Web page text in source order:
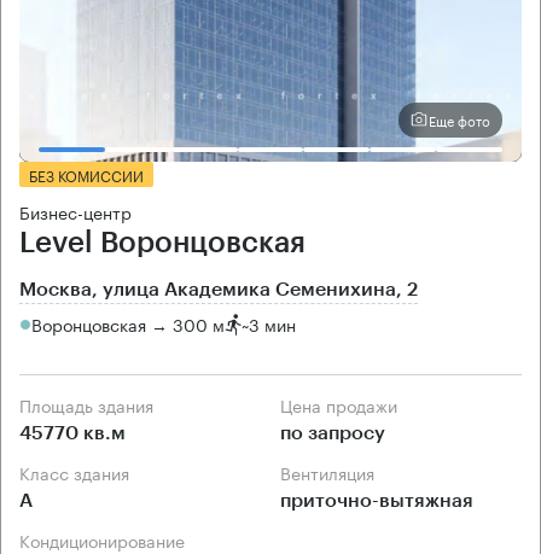
Еще фото
БЕЗ КОМИССИИ
Бизнес-центр
Level Воронцовская
Москва, улица Академика Семенихина, 2
Воронцовская → 300 м ~3 мин
Площадь здания
45770 кв.м
Цена продажи
по запросу
Класс здания
А
Вентиляция
приточно-вытяжная
Кондиционирование